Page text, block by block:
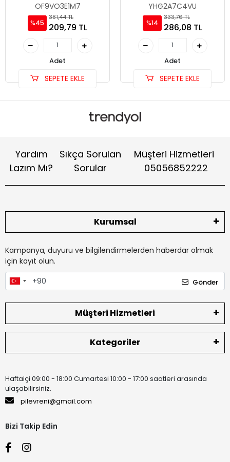
OF9VO3E1M7
%45
381,44 TL
209,79 TL
Adet
SEPETE EKLE
YHG2A7C4VU
%14
333,76 TL
286,08 TL
Adet
SEPETE EKLE
Yardım
Lazım Mı?
Sıkça Sorulan
Sorular
Müşteri Hizmetleri
05056852222
Kurumsal
Kampanya, duyuru ve bilgilendirmelerden haberdar olmak
için kayıt olun.
Gönder
Müşteri Hizmetleri
Kategoriler
Haftaiçi 09:00 - 18:00 Cumartesi 10:00 - 17:00 saatleri arasında
ulaşabilirsiniz.
pilevreni@gmail.com
Bizi Takip Edin